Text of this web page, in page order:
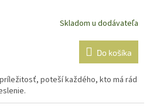
Skladom u dodávateľa
Do košíka
poteší každého, kto má rád